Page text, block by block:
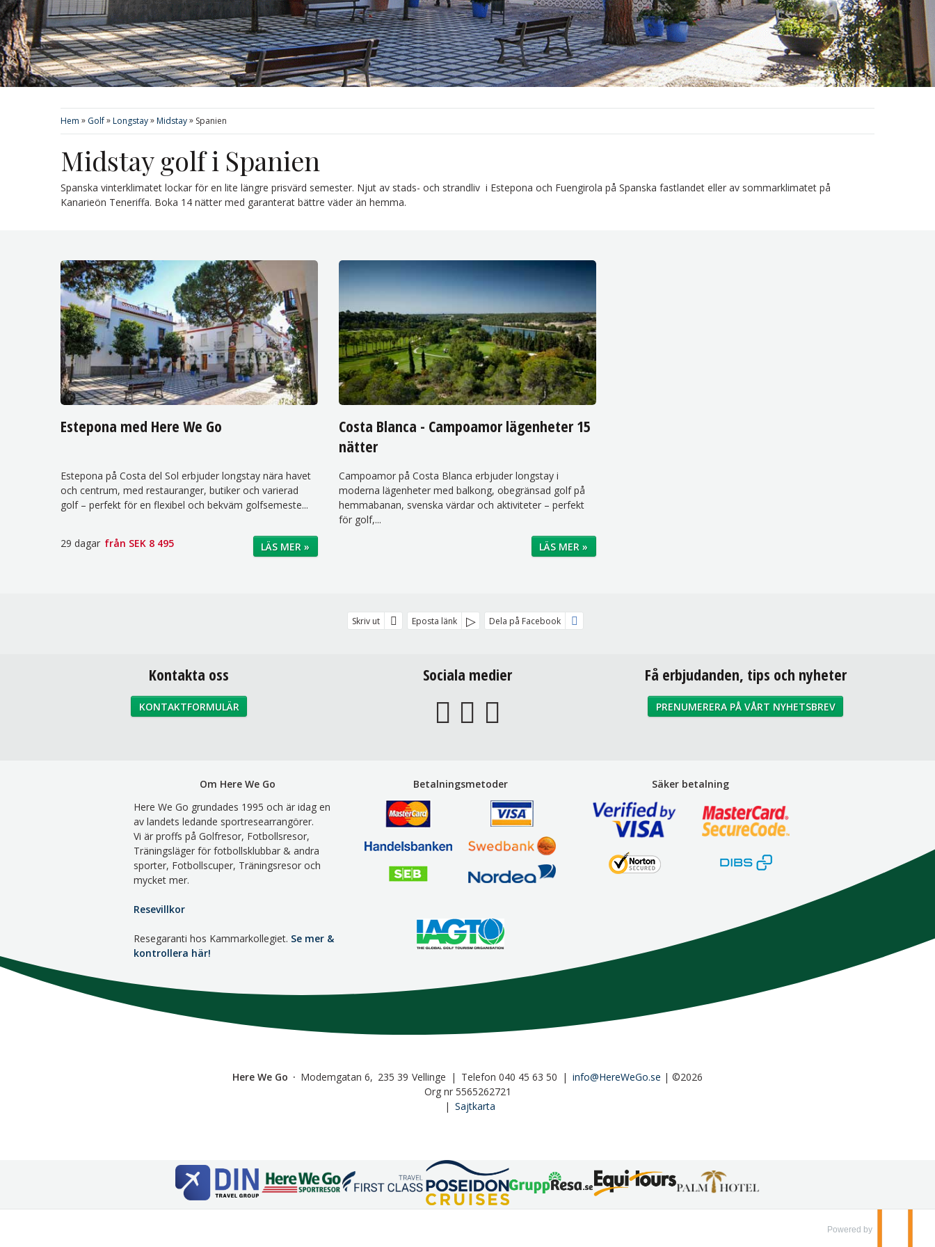
Hem » Golf»Longstay»Midstay» Spanien
Midstay golf i Spanien
Spanska vinterklimatet lockar för en lite längre prisvärd semester. Njut av stads- och strandliv i Estepona och Fuengirola på Spanska fastlandet eller av sommarklimatet på
Kanarieön Teneriffa. Boka 14 nätter med garanterat bättre väder än hemma.
Estepona med Here We Go
Estepona på Costa del Sol erbjuder longstay nära havet
och centrum, med restauranger, butiker och varierad
golf – perfekt för en flexibel och bekväm golfsemeste...
29 dagar från SEK 8 495 LÄS MER »
Costa Blanca - Campoamor lägenheter 15
nätter
Campoamor på Costa Blanca erbjuder longstay i
moderna lägenheter med balkong, obegränsad golf på
hemmabanan, svenska värdar och aktiviteter – perfekt
för golf,...
LÄS MER »
Skriv ut Eposta länk Dela på Facebook
Kontakta oss
KONTAKTFORMULÄR
Sociala medier Få erbjudanden, tips och nyheter
PRENUMERERA PÅ VÅRT NYHETSBREV
Om Here We Go
Here We Go grundades 1995 och är idag en
av landets ledande sportresearrangörer.
Vi är proffs på Golfresor, Fotbollsresor,
Träningsläger för fotbollsklubbar & andra
sporter, Fotbollscuper, Träningsresor och
mycket mer.
Resevillkor
Resegaranti hos Kammarkollegiet. Se mer &
kontrollera här!
Betalningsmetoder Säker betalning
Here We Go Modemgatan 6 235 39 Vellinge Telefon 040 45 63 50 info@HereWeGo.se | ©2026
Org nr 5565262721
Sajtkarta
Powered by